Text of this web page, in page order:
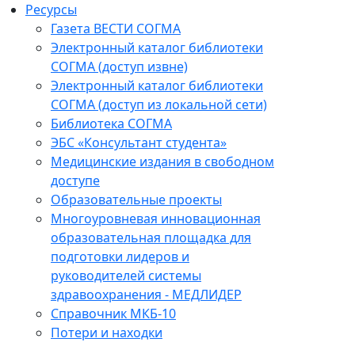
Ресурсы
Газета ВЕСТИ СОГМА
Электронный каталог библиотеки
СОГМА (доступ извне)
Электронный каталог библиотеки
СОГМА (доступ из локальной сети)
Библиотека СОГМА
ЭБС «Консультант студента»
Медицинские издания в свободном
доступе
Образовательные проекты
Многоуровневая инновационная
образовательная площадка для
подготовки лидеров и
руководителей системы
здравоохранения - МЕДЛИДЕР
Справочник МКБ-10
Потери и находки